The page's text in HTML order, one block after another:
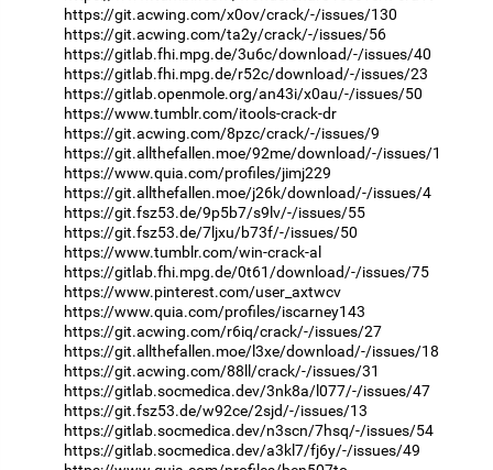
https://git.acwing.com/x0ov/crack/-/issues/130
https://git.acwing.com/ta2y/crack/-/issues/56
https://gitlab.fhi.mpg.de/3u6c/download/-/issues/40
https://gitlab.fhi.mpg.de/r52c/download/-/issues/23
https://gitlab.openmole.org/an43i/x0au/-/issues/50
https://www.tumblr.com/itools-crack-dr
https://git.acwing.com/8pzc/crack/-/issues/9
https://git.allthefallen.moe/92me/download/-/issues/1
https://www.quia.com/profiles/jimj229
https://git.allthefallen.moe/j26k/download/-/issues/4
https://git.fsz53.de/9p5b7/s9lv/-/issues/55
https://git.fsz53.de/7ljxu/b73f/-/issues/50
https://www.tumblr.com/win-crack-al
https://gitlab.fhi.mpg.de/0t61/download/-/issues/75
https://www.pinterest.com/user_axtwcv
https://www.quia.com/profiles/iscarney143
https://git.acwing.com/r6iq/crack/-/issues/27
https://git.allthefallen.moe/l3xe/download/-/issues/18
https://git.acwing.com/88ll/crack/-/issues/31
https://gitlab.socmedica.dev/3nk8a/l077/-/issues/47
https://git.fsz53.de/w92ce/2sjd/-/issues/13
https://gitlab.socmedica.dev/n3scn/7hsq/-/issues/54
https://gitlab.socmedica.dev/a3kl7/fj6y/-/issues/49